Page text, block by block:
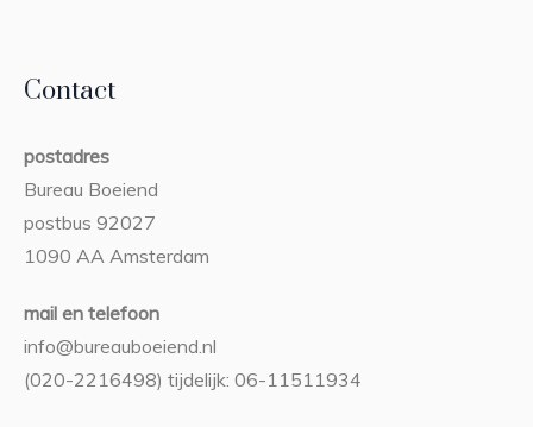
Contact
postadres
Bureau Boeiend
postbus 92027
1090 AA Amsterdam
mail en telefoon
info@bureauboeiend.nl
(020-2216498) tijdelijk: 06-11511934